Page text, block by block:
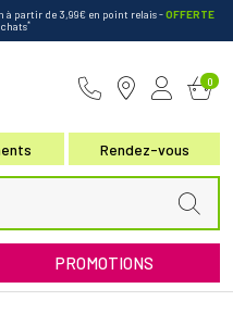
à partir de 3,99€ en point relais-OFFERTE
*
Rendez-vous
0
PROMOTIONS